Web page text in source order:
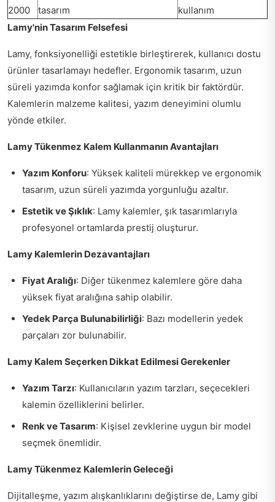
2000
tasarım
kullanım
Lamy'nin Tasarım Felsefesi
Lamy, fonksiyonelliği estetikle birleştirerek, kullanıcı dostu
ürünler tasarlamayı hedefler. Ergonomik tasarım, uzun
süreli yazımda konfor sağlamak için kritik bir faktördür.
Kalemlerin malzeme kalitesi, yazım deneyimini olumlu
yönde etkiler.
Lamy Tükenmez Kalem Kullanmanın Avantajları
Yazım Konforu: Yüksek kaliteli mürekkep ve ergonomik
tasarım, uzun süreli yazımda yorgunluğu azaltır.
Estetik ve Şıklık: Lamy kalemler, şık tasarımlarıyla
profesyonel ortamlarda prestij oluşturur.
Lamy Kalemlerin Dezavantajları
Fiyat Aralığı: Diğer tükenmez kalemlere göre daha
yüksek fiyat aralığına sahip olabilir.
Yedek Parça Bulunabilirliği: Bazı modellerin yedek
parçaları zor bulunabilir.
Lamy Kalem Seçerken Dikkat Edilmesi Gerekenler
Yazım Tarzı: Kullanıcıların yazım tarzları, seçecekleri
kalemin özelliklerini belirler.
Renk ve Tasarım: Kişisel zevklerine uygun bir model
seçmek önemlidir.
Lamy Tükenmez Kalemlerin Geleceği
Dijitalleşme, yazım alışkanlıklarını değiştirse de, Lamy gibi